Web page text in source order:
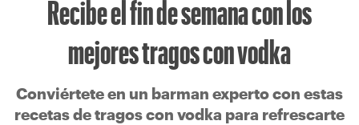
Recibe el fin de semana con los
mejores tragos con vodka
Conviértete en un barman experto con estas
recetas de tragos con vodka para refrescarte